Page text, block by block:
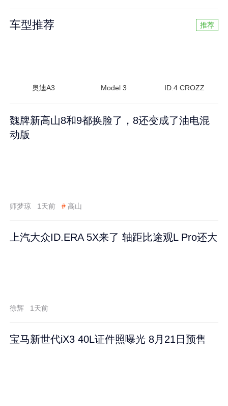
车型推荐 推荐
奥迪A3 Model 3 ID.4 CROZZ
魏牌新高山8和9都换脸了，8还变成了油电混
动版
师梦琼 1天前 # 高山
上汽大众ID.ERA 5X来了 轴距比途观L Pro还大
徐辉 1天前
宝马新世代iX3 40L证件照曝光 8月21日预售